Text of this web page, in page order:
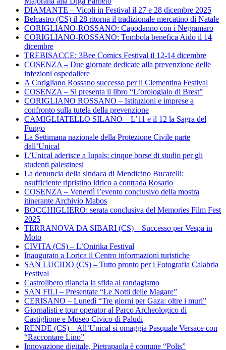
DIAMANTE – Vicoli in Festival il 27 e 28 dicembre 2025
Belcastro (CS) il 28 ritorna il tradizionale mercatino di Natale
CORIGLIANO-ROSSANO: Capodanno con i Negramaro
CORIGLIANO-ROSSANO: Tombola benefica Aido il 14
dicembre
TREBISACCE: 3Bee Comics Festival il 12-14 dicembre
COSENZA – Due giornate dedicate alla prevenzione delle
infezioni ospedaliere
A Corigliano Rossano successo per il Clementina Festival
COSENZA – Si presenta il libro “L’orologiaio di Brest”
CORIGLIANO ROSSANO – Istituzioni e imprese a
confronto sulla tutela della prevenzione
CAMIGLIATELLO SILANO – L’11 e il 12 la Sagra del
Fungo
La Settimana nazionale della Protezione Civile parte
dall’Unical
L’Unical aderisce a Iupals: cinque borse di studio per gli
studenti palestinesi
La denuncia della sindaca di Mendicino Bucarelli:
nsufficiente ripristino idrico a contrada Rosario
COSENZA – Venerdì l’evento conclusivo della mostra
itinerante Archivio Mabos
BOCCHIGLIERO: serata conclusiva del Memories Film Fest
2025
TERRANOVA DA SIBARI (CS) – Successo per Vespa in
Moto
CIVITA (CS) – L’Onirika Festival
Inaugurato a Lorica il Centro informazioni turistiche
SAN LUCIDO (CS) – Tutto pronto per i Fotografia Calabria
Festival
Castrolibero rilancia la sfida al randagismo
SAN FILI – Presentate “Le Notti delle Magare”
CERISANO – Lunedì “Tre giorni per Gaza: oltre i muri”
Giornalisti e tour operator al Parco Archeologico di
Castiglione e Museo Civico di Paludi
RENDE (CS) – All’Unical si omaggia Pasquale Versace con
“Raccontare Lino”
Innovazione digitale, Pietrapaola è comune “Polis”